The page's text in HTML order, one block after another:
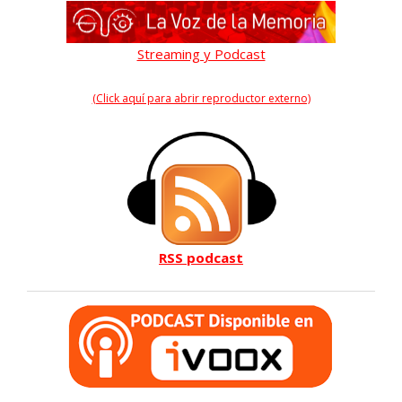
Streaming y Podcast
(Click aquí para abrir reproductor externo)
RSS podcast